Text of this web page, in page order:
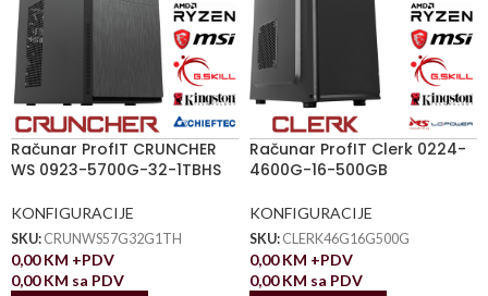
Računar ProfIT CRUNCHER
WS 0923-5700G-32-1TBHS
KONFIGURACIJE
SKU: CRUNWS57G32G1TH
0,00KM +PDV
0,00KM sa PDV
Računar ProfIT Clerk 0224-
4600G-16-500GB
KONFIGURACIJE
SKU: CLERK46G16G500G
0,00KM +PDV
0,00KM sa PDV